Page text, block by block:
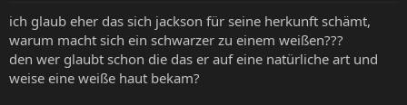
ich glaub eher das sich jackson für seine herkunft schämt,
warum macht sich ein schwarzer zu einem weißen???
den wer glaubt schon die das er auf eine natürliche art und
weise eine weiße haut bekam?